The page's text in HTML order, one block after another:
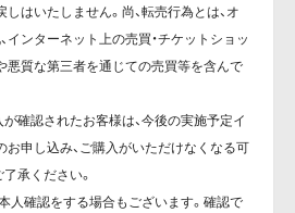
しはいたしません。尚、転売行為とは、オ
インターネット上の売買・チケットショッ
悪質な第三者を通じての売買等を含んで
確認されたお客様は、今後の実施予定イ
申し込み、ご購入がいただけなくなる可
承ください。
人確認をする場合もございます。確認で